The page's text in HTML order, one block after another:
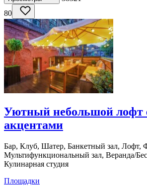
80
Уютный небольшой лофт
акцентами
Бар, Клуб, Шатер, Банкетный зал, Лофт,
Мультифункциональный зал, Веранда/
Кулинарная студия
Площадки